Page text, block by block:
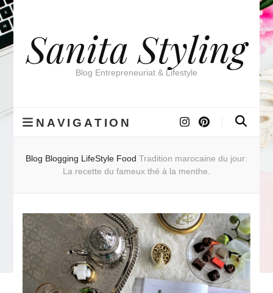
Sanita Styling
Blog Entrepreneuriat & Lifestyle
NAVIGATION
Blog Blogging LifeStyle Food Tradition marocaine du jour:
La recette du fameux thé à la menthe.